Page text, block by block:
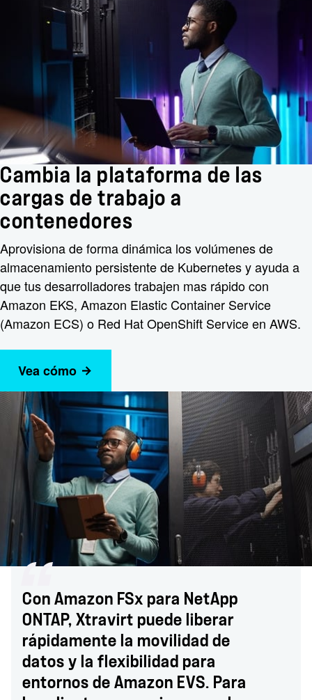
Cambia la plataforma de las
cargas de trabajo a
contenedores
Aprovisiona de forma dinámica los volúmenes de
almacenamiento persistente de Kubernetes y ayuda a
que tus desarrolladores trabajen mas rápido con
Amazon EKS, Amazon Elastic Container Service
(Amazon ECS) o Red Hat OpenShift Service en AWS.
Vea cómo
Con Amazon FSx para NetApp
ONTAP, Xtravirt puede liberar
rápidamente la movilidad de
datos y la flexibilidad para
entornos de Amazon EVS. Para